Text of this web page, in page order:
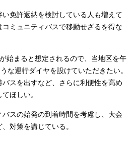
い免許返納を検討している人も増えて
ミュニティバスで移動せざるを得な
始まると想定されるので、当地区を午
な運行ダイヤを設けていただきたい。
スを出すなど、さらに利便性を高め
ほしい。
スの始発の到着時間を考慮し、大会
対策を講じている。